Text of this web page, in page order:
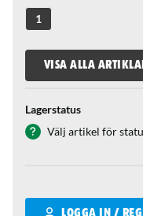
1
VISA ALLA
Lagerstatus
Välj artikel för
LOGGA IN /
Qantity